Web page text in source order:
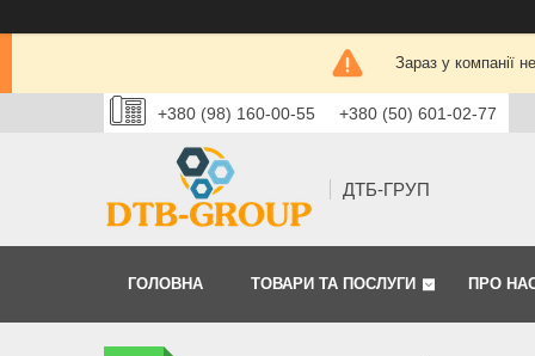
Зараз у компанії
+380 (98) 160-00-55 +380 (50) 601-02-77
ДТБ-ГРУП
ГОЛОВНА ТОВАРИ ТА ПОСЛУГИ ПРО